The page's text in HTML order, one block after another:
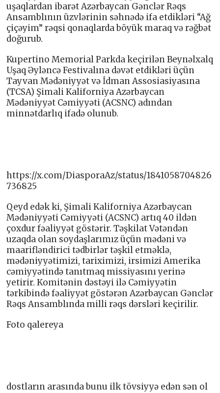
uşaqlardan ibarət Azərbaycan Gənclər Rəqs
Ansamblının üzvlərinin səhnədə ifa etdikləri “Ağ
çiçəyim” rəqsi qonaqlarda böyük maraq və rəğbət
doğurub.
Kupertino Memorial Parkda keçirilən Beynəlxalq
Uşaq Əyləncə Festivalına dəvət etdikləri üçün
Tayvan Mədəniyyət və İdman Assosiasiyasına
(TCSA) Şimali Kaliforniya Azərbaycan
Mədəniyyət Cəmiyyəti (ACSNC) adından
minnətdarlıq ifadə olunub.
https://x.com/DiasporaAz/status/1841058704826
736825
Qeyd edək ki, Şimali Kaliforniya Azərbaycan
Mədəniyyəti Cəmiyyəti (ACSNC) artıq 40 ildən
çoxdur fəaliyyət göstərir. Təşkilat Vətəndən
uzaqda olan soydaşlarımız üçün mədəni və
maarifləndirici tədbirlər təşkil etməklə,
mədəniyyətimizi, tariximizi, irsimizi Amerika
cəmiyyətində tanıtmaq missiyasını yerinə
yetirir. Komitənin dəstəyi ilə Cəmiyyətin
tərkibində fəaliyyət göstərən Azərbaycan Gənclər
Rəqs Ansamblında milli rəqs dərsləri keçirilir.
Foto qalereya
dostların arasında bunu ilk tövsiyyə edən sən ol